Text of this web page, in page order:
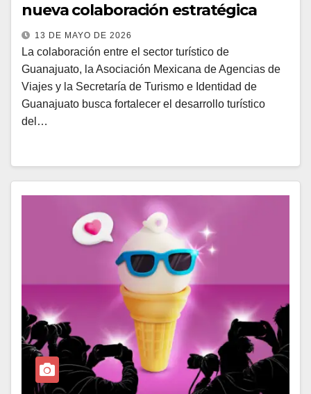
nueva colaboración estratégica
13 DE MAYO DE 2026
La colaboración entre el sector turístico de
Guanajuato, la Asociación Mexicana de Agencias de
Viajes y la Secretaría de Turismo e Identidad de
Guanajuato busca fortalecer el desarrollo turístico
del…